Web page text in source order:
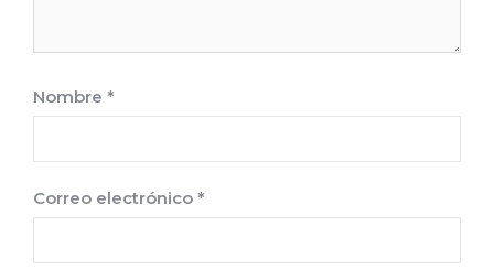
Nombre *
Correo electrónico *